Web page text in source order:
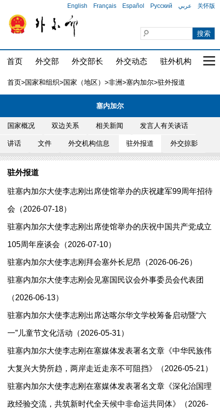
English Français Español Русский عربي 关怀版
首页 外交部 外交部长 外交动态 驻外机构 国
首页>国家和组织>国家（地区） >非洲>塞内加尔>驻外报道
塞内加尔
国家概况 双边关系 相关新闻 发言人有关谈话
讲话 文件 外交机构信息 驻外报道 外交掠影
驻外报道
驻塞内加尔大使李志刚出席使馆举办的庆祝建军99周年招待
会（2026-07-18）
驻塞内加尔大使李志刚出席使馆举办的庆祝中国共产党成立
105周年座谈会（2026-07-10）
驻塞内加尔大使李志刚拜会塞外长尼昂（2026-06-26）
驻塞内加尔大使李志刚会见塞国民议会外事委员会代表团
（2026-06-13）
驻塞内加尔大使李志刚出席达喀尔华文学校筹备启动暨“六
一”儿童节文化活动（2026-05-31）
驻塞内加尔大使李志刚在塞媒体发表署名文章《中华民族伟
大复兴大势所趋，两岸走近走亲不可阻挡》（2026-05-21）
驻塞内加尔大使李志刚在塞媒体发表署名文章《深化治国理
政经验交流，共筑新时代全天候中非命运共同体》（2026-